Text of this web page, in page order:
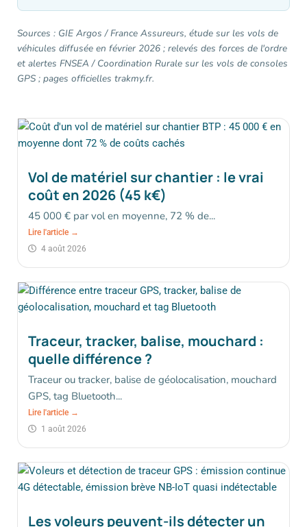
Sources : GIE Argos / France Assureurs, étude sur les vols de
véhicules diffusée en février 2026 ; relevés des forces de l'ordre
et alertes FNSEA / Coordination Rurale sur les vols de consoles
GPS ; pages officielles trakmy.fr.
Vol de matériel sur chantier : le vrai
coût en 2026 (45 k€)
45 000 € par vol en moyenne, 72 % de...
Lire l'article →
4 août 2026
Traceur, tracker, balise, mouchard :
quelle différence ?
Traceur ou tracker, balise de géolocalisation, mouchard
GPS, tag Bluetooth...
Lire l'article →
1 août 2026
Les voleurs peuvent-ils détecter un